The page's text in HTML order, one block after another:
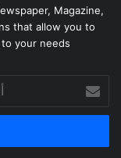
Magazine,
that allow you to
your needs.
بريدك
الإلكتروني